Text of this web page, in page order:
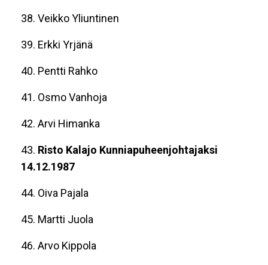
38. Veikko Yliuntinen
39. Erkki Yrjänä
40. Pentti Rahko
41. Osmo Vanhoja
42. Arvi Himanka
43. Risto Kalajo Kunniapuheenjohtajaksi
14.12.1987
44. Oiva Pajala
45. Martti Juola
46. Arvo Kippola